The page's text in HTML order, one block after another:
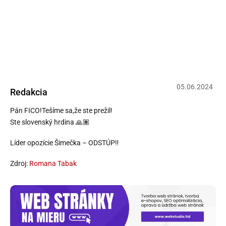
Redakcia 05.06.2024
Pán FICO!Tešíme sa,že ste prežil!
Ste slovenský hrdina 🙏🏽
Líder opozície Šimečka – ODSTÚP‼️
Zdroj: Romana Tabak